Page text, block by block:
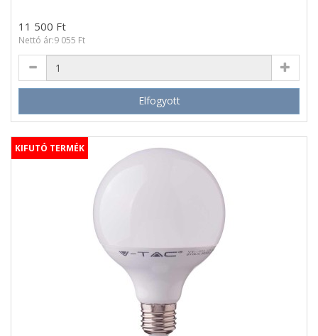
11 500 Ft
Nettó ár:9 055 Ft
Elfogyott
KIFUTÓ TERMÉK